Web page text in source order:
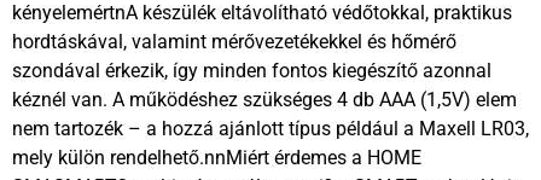
kényelemértnA készülék eltávolítható védőtokkal, praktikus
hordtáskával, valamint mérővezetékekkel és hőmérő
szondával érkezik, így minden fontos kiegészítő azonnal
kéznél van. A működéshez szükséges 4 db AAA (1,5V) elem
nem tartozék – a hozzá ajánlott típus például a Maxell LR03,
mely külön rendelhető.nnMiért érdemes a HOME